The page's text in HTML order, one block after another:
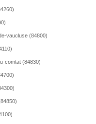
vaucluse (84800)
comtat (84830)